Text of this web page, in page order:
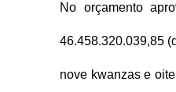
No orçamento
46.458.320.039,85
nove kwanzas e